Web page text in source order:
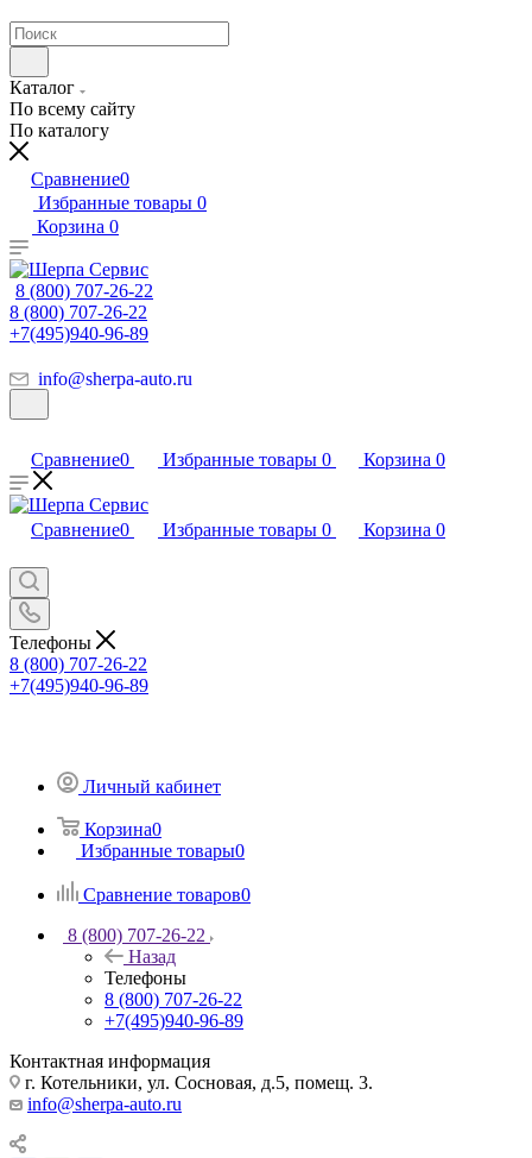
Каталог
По всему сайту
По каталогу
Сравнение0
Избранные товары 0
Корзина 0
8 (800) 707-26-22
8 (800) 707-26-22
+7(495)940-96-89
info@sherpa-auto.ru
Сравнение0 Избранные товары 0 Корзина 0
Сравнение0 Избранные товары 0 Корзина 0
Телефоны
8 (800) 707-26-22
+7(495)940-96-89
Личный кабинет
Корзина0
Избранные товары0
Сравнение товаров0
8 (800) 707-26-22
Назад
Телефоны
8 (800) 707-26-22
+7(495)940-96-89
Контактная информация
г. Котельники, ул. Сосновая, д.5, помещ. 3.
info@sherpa-auto.ru